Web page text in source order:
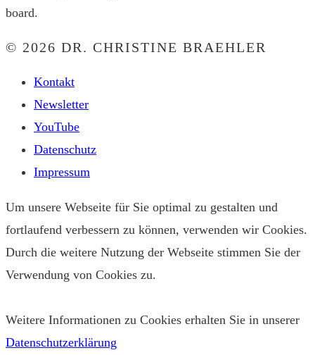
board.
© 2026 DR. CHRISTINE BRAEHLER
Kontakt
Newsletter
YouTube
Datenschutz
Impressum
Um unsere Webseite für Sie optimal zu gestalten und
fortlaufend verbessern zu können, verwenden wir Cookies.
Durch die weitere Nutzung der Webseite stimmen Sie der
Verwendung von Cookies zu.
Weitere Informationen zu Cookies erhalten Sie in unserer
Datenschutzerklärung